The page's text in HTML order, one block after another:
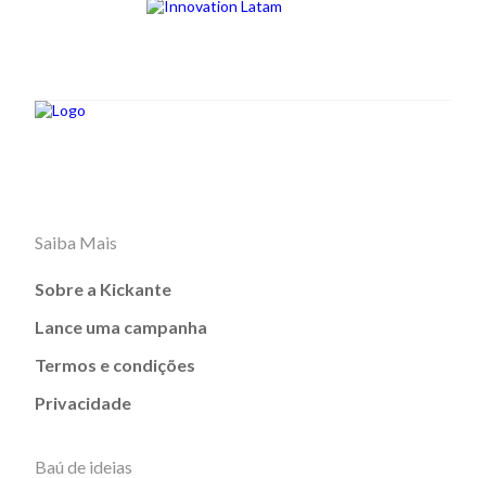
Saiba Mais
Sobre a Kickante
Lance uma campanha
Termos e condições
Privacidade
Baú de ideias